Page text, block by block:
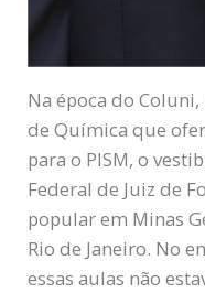
Na época do
de Química que
para o PISM, o
Federal de Juiz de
popular em Minas
Rio de Janeiro. No
essas aulas não